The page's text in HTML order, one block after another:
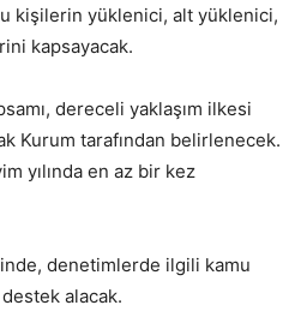
kişilerin yüklenici, alt yüklenici,
kapsayacak.
dereceli yaklaşım ilkesi
Kurum tarafından belirlenecek.
yılında en az bir kez
denetimlerde ilgili kamu
alacak.